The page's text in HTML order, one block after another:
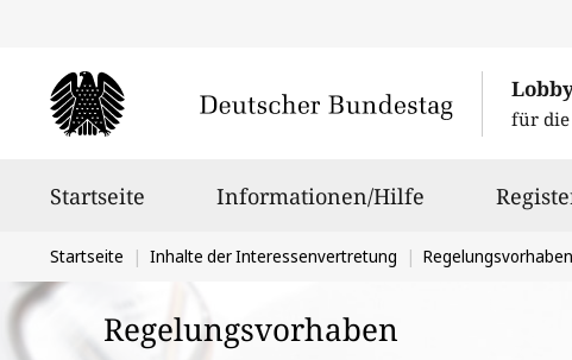
für die
Startseite Informationen/Hilfe
Sie
befinden
sich
Startseite Inhalte der Interessenvertretung Regelungsvorhaben
Regelungsvorhaben